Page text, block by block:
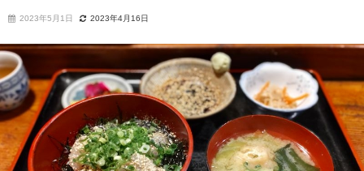
2023年5月1日 2023年4月16日